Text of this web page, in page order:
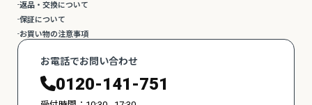
返品・交換について
保証について
お買い物の注意事項
お電話でお問い合わせ
0120-141-751